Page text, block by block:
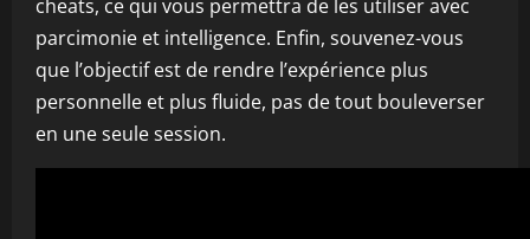
cheats, ce qui vous permettra de les utiliser avec
parcimonie et intelligence. Enfin, souvenez-vous
que l’objectif est de rendre l’expérience plus
personnelle et plus fluide, pas de tout bouleverser
en une seule session.